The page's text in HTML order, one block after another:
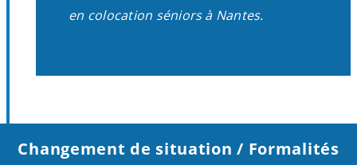
en colocation séniors à Nantes.
Changement de situation / Formalités